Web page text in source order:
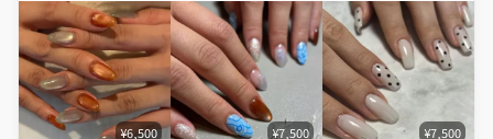
¥6,500 ¥7,500 ¥7,500